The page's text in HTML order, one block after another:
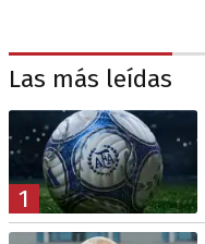
Las más leídas
1